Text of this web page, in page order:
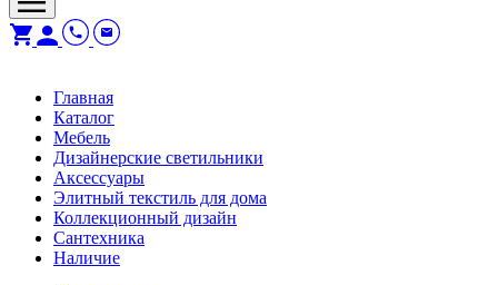
Главная
Каталог
Мебель
Дизайнерские светильники
Аксессуары
Элитный текстиль для дома
Коллекционный дизайн
Сантехника
Наличие